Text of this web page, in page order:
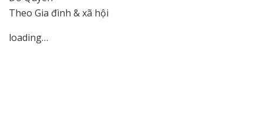
Theo Gia đình & xã hội
loading…